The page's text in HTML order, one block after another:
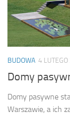
BUDOWA 4
Domy
Domy pasywne
Warszawie, a ich